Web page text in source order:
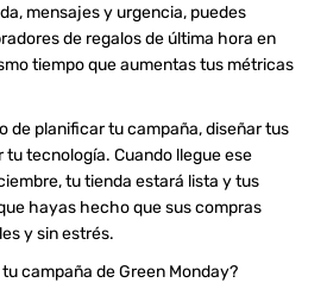
mensajes y urgencia, puedes
de regalos de última hora en
tiempo que aumentas tus métricas
de planificar tu campaña, diseñar tus
tu tecnología. Cuando llegue ese
tu tienda estará lista y tus
hayas hecho que sus compras
y sin estrés.
campaña de Green Monday?